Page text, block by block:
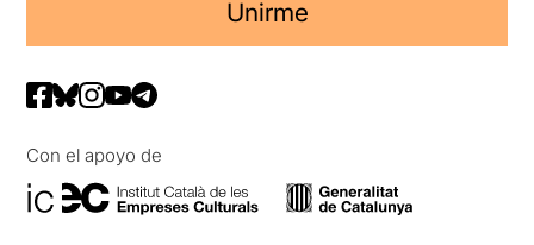
Unirme
Con el apoyo de